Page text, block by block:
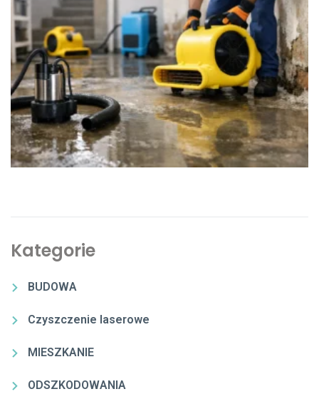
Kategorie
BUDOWA
Czyszczenie laserowe
MIESZKANIE
ODSZKODOWANIA